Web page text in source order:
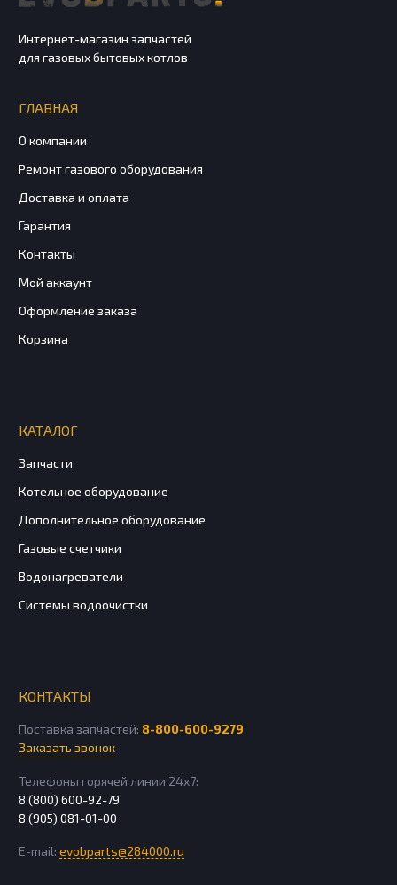
Интернет-магазин запчастей
для газовых бытовых котлов
ГЛАВНАЯ
О компании
Ремонт газового оборудования
Доставка и оплата
Гарантия
Контакты
Мой аккаунт
Оформление заказа
Корзина
КАТАЛОГ
Запчасти
Котельное оборудование
Дополнительное оборудование
Газовые счетчики
Водонагреватели
Системы водоочистки
КОНТАКТЫ
Поставка запчастей: 8-800-600-9279
Заказать звонок
Телефоны горячей линии 24х7:
8 (800) 600-92-79
8 (905) 081-01-00
E-mail: evobparts@284000.ru